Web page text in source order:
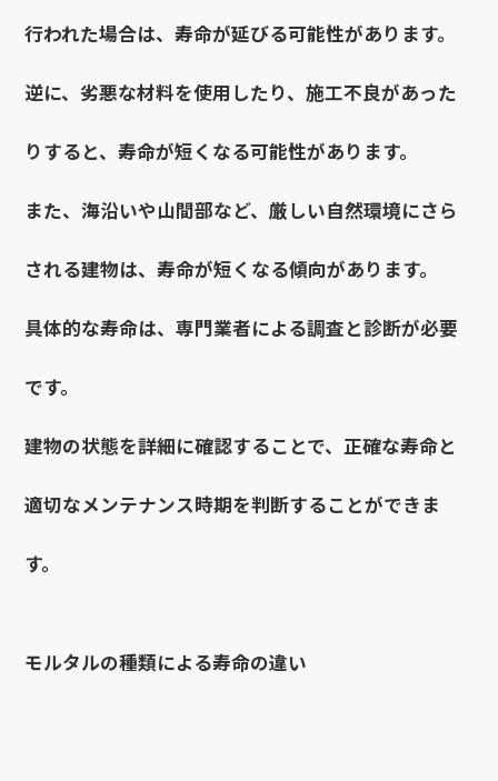
行われた場合は、寿命が延びる可能性があります。
逆に、劣悪な材料を使用したり、施工不良があった
りすると、寿命が短くなる可能性があります。
また、海沿いや山間部など、厳しい自然環境にさら
される建物は、寿命が短くなる傾向があります。
具体的な寿命は、専門業者による調査と診断が必要
です。
建物の状態を詳細に確認することで、正確な寿命と
適切なメンテナンス時期を判断することができま
す。
モルタルの種類による寿命の違い